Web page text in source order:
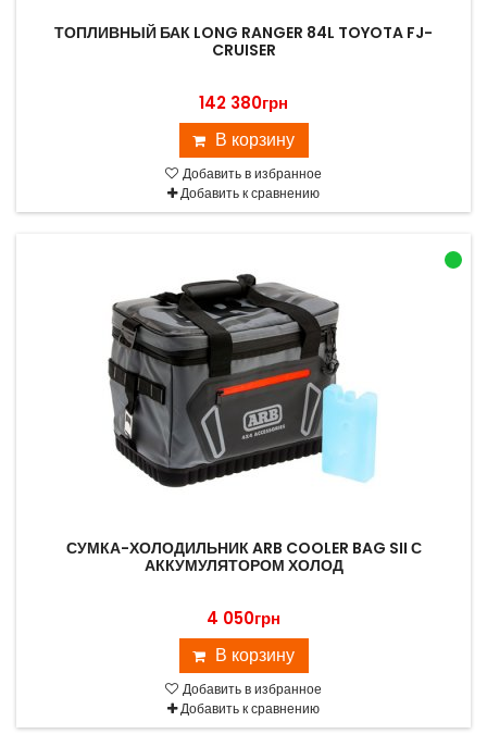
ТОПЛИВНЫЙ БАК LONG RANGER 84L TOYOTA FJ-
CRUISER
142 380грн
В корзину
Добавить в избранное
Добавить к сравнению
СУМКА-ХОЛОДИЛЬНИК ARB COOLER BAG SII С
АККУМУЛЯТОРОМ ХОЛОД
4 050грн
В корзину
Добавить в избранное
Добавить к сравнению